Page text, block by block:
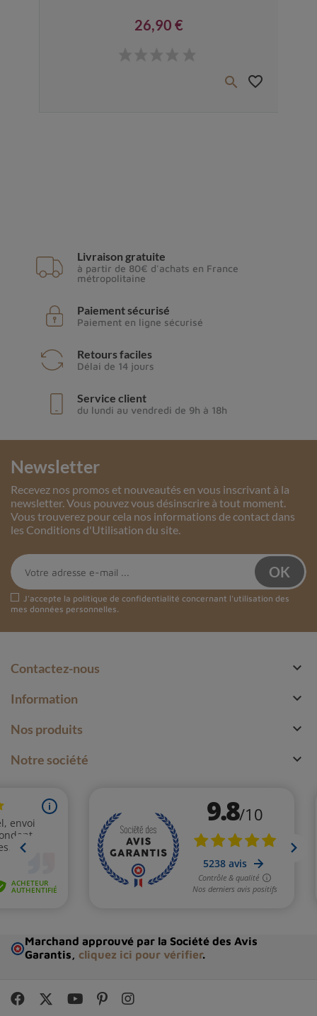
26,90 €
 favorite_border
Livraison gratuite
à partir de 80€ d'achats en France
métropolitaine
Paiement sécurisé
Paiement en ligne sécurisé
Retours faciles
Délai de 14 jours
Service client
du lundi au vendredi de 9h à 18h
Newsletter
Recevez nos promos et nouveautés en vous inscrivant à la
newsletter. Vous pouvez vous désinscrire à tout moment.
Vous trouverez pour cela nos informations de contact dans
les Conditions d'Utilisation du site.
J'accepte la politique de confidentialité concernant l'utilisation des
mes données personnelles.
Contactez-nous 
Information 
Nos produits 
Notre société 
Marchand approuvé par la Société des Avis
Garantis, cliquez ici pour vérifier.